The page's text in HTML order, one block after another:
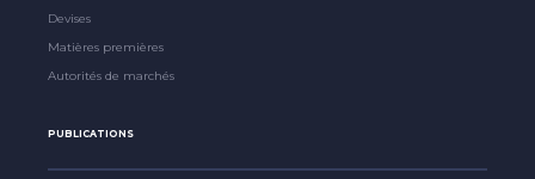
Devises
Matières premières
Autorités de marchés
PUBLICATIONS